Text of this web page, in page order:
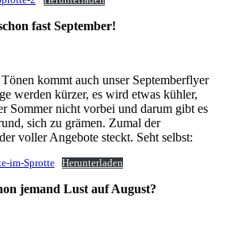
fast September!
kommt auch unser Septemberflyer
werden kürzer, es wird etwas kühler,
Sommer nicht vorbei und darum gibt es
sich zu grämen. Zumal der
voller Angebote steckt. Seht selbst:
im-Sprotte Herunterladen
jemand Lust auf August?